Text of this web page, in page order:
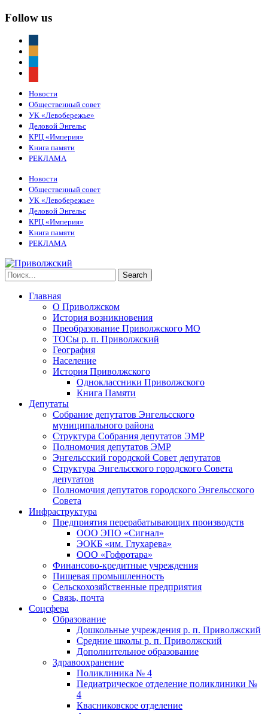
Follow us
Новости
Общественный совет
УК «Левобережье»
Деловой Энгельс
КРЦ «Империя»
Книга памяти
РЕКЛАМА
Новости
Общественный совет
УК «Левобережье»
Деловой Энгельс
КРЦ «Империя»
Книга памяти
РЕКЛАМА
Главная
О Приволжском
История возникновения
Преобразование Приволжского МО
ТОСы р. п. Приволжский
География
Население
История Приволжского
Одноклассники Приволжского
Книга Памяти
Депутаты
Собрание депутатов Энгельсского
муниципального района
Структура Собрания депутатов ЭМР
Полномочия депутатов ЭМР
Энгельсский городской Совет депутатов
Структура Энгельсского городского Совета
депутатов
Полномочия депутатов городского Энгельсского
Совета
Инфраструктура
Предприятия перерабатывающих производств
ООО ЭПО «Сигнал»
ЭОКБ «им. Глухарева»
ООО «Гофротара»
Финансово-кредитные учреждения
Пищевая промышленность
Сельскохозяйственные предприятия
Связь, почта
Соцсфера
Образование
Дошкольные учреждения р. п. Приволжский
Средние школы р. п. Приволжский
Дополнительное образование
Здравоохранение
Поликлиника № 4
Педиатрическое отделение поликлиники №
4
Квасниковское отделение